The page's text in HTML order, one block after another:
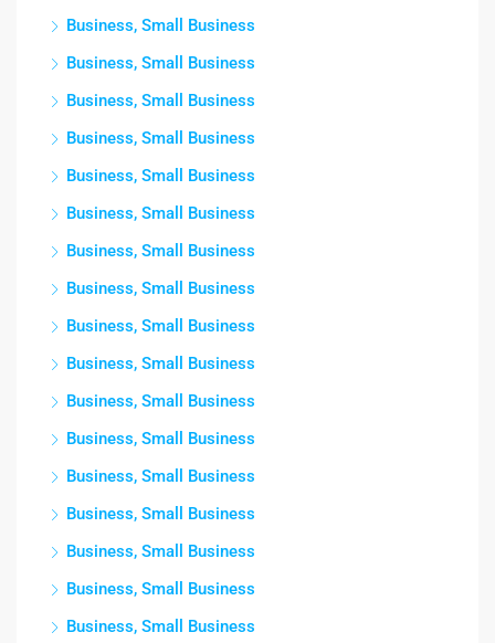
Business, Small Business
Business, Small Business
Business, Small Business
Business, Small Business
Business, Small Business
Business, Small Business
Business, Small Business
Business, Small Business
Business, Small Business
Business, Small Business
Business, Small Business
Business, Small Business
Business, Small Business
Business, Small Business
Business, Small Business
Business, Small Business
Business, Small Business